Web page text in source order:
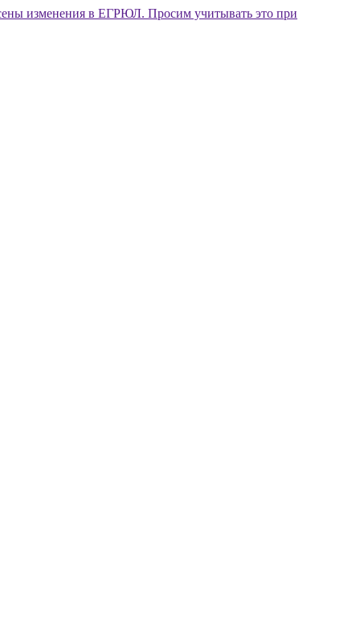
изменения в ЕГРЮЛ. Просим учитывать это при